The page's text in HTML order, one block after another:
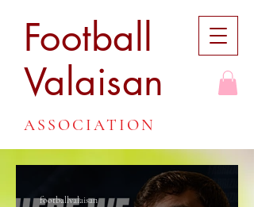
Football
Valaisan
ASSOCIATION
footballvalaisan